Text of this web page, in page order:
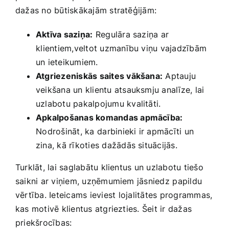
dažas no būtiskākajām‍ stratēģijām:
Aktīva saziņa: ⁢Regulāra saziņa ar
⁤klientiem,veltot uzmanību viņu vajadzībām
un ieteikumiem.
Atgriezeniskās​ saites‍ vākšana: Aptauju
veikšana un klientu atsauksmju analīze, lai
uzlabotu pakalpojumu kvalitāti.
Apkalpošanas ‌komandas apmācība:
⁢Nodrošināt, ka⁢ darbinieki ir apmācīti un
zina, ‍kā rīkoties dažādās situācijās.
Turklāt,​ lai saglabātu klientus un ​uzlabotu tiešo‌
saikni ar viņiem, uzņēmumiem‍ jāsniedz⁤ papildu
vērtība. ‌Ieteicams ieviest⁣ lojalitātes ​programmas,
kas motivē‌ klientus atgriezties. Šeit ir dažas ​
priekšrocības: